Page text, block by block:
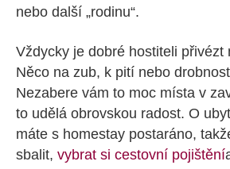
nebo další „rodinu“.
Vždycky je dobré hostiteli přivézt
Něco na zub, k pití nebo
Nezabere vám to moc místa v
to udělá obrovskou radost. O
máte s homestay postaráno,
sbalit, vybrat si cestovní pojištění